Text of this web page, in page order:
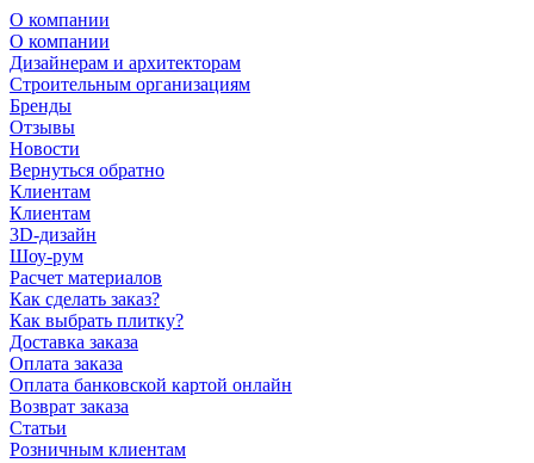
О компании
О компании
Дизайнерам и архитекторам
Строительным организациям
Бренды
Отзывы
Новости
Вернуться обратно
Клиентам
Клиентам
3D-дизайн
Шоу-рум
Расчет материалов
Как сделать заказ?
Как выбрать плитку?
Доставка заказа
Оплата заказа
Оплата банковской картой онлайн
Возврат заказа
Статьи
Розничным клиентам